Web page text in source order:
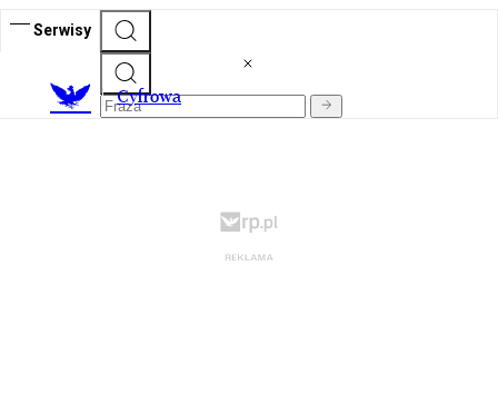
Serwisy
Cyfrowa